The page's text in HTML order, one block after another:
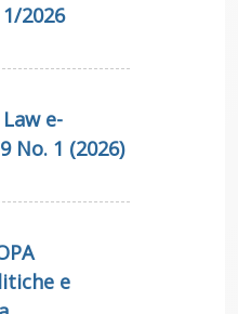
2026
e-
No. 1 (2026)
e